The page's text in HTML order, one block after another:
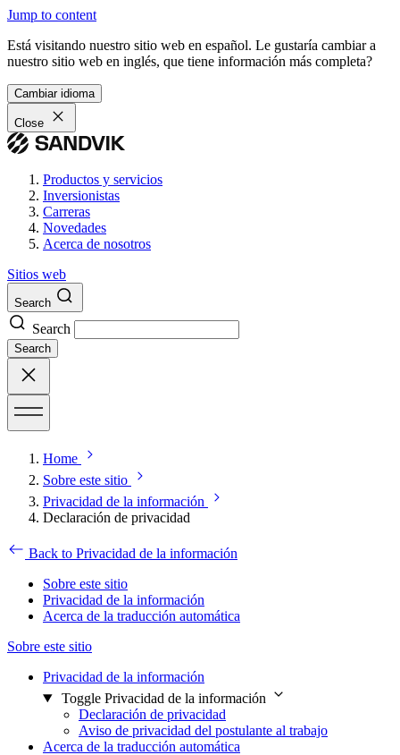
Jump to content
Está visitando nuestro sitio web en español. Le gustaría cambiar a
nuestro sitio web en inglés, que tiene información más completa?
Cambiar idioma
Close
Productos y servicios
Inversionistas
Carreras
Novedades
Acerca de nosotros
Sitios web
Search
Search
Search
Home
Sobre este sitio
Privacidad de la información
Declaración de privacidad
Back to Privacidad de la información
Sobre este sitio
Privacidad de la información
Acerca de la traducción automática
Sobre este sitio
Privacidad de la información
Toggle Privacidad de la información
Declaración de privacidad
Aviso de privacidad del postulante al trabajo
Acerca de la traducción automática